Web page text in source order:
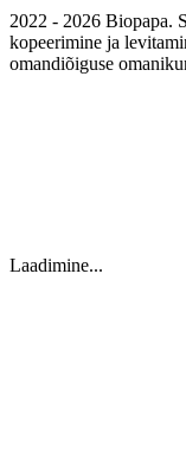
2022 - 2026 Biopapa.
kopeerimine ja
omandiõiguse
Laadimine...